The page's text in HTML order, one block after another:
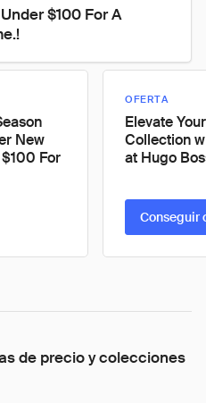
$100 For A
New
For
OFERTA
Elevate
Collection
at Hugo
Conseguir
de precio y colecciones